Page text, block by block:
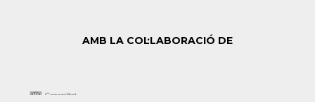
AMB LA COL·LABORACIÓ DE